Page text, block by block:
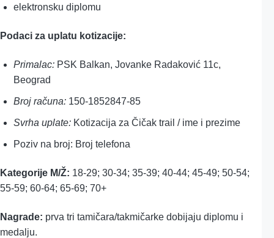
elektronsku diplomu
Podaci za uplatu kotizacije:
Primalac: PSK Balkan, Jovanke Radaković 11c,
Beograd
Broj računa: 150-1852847-85
Svrha uplate: Kotizacija za Čičak trail / ime i prezime
Poziv na broj: Broj telefona
Kategorije M/Ž: 18-29; 30-34; 35-39; 40-44; 45-49; 50-54;
55-59; 60-64; 65-69; 70+
Nagrade: prva tri tamičara/takmičarke dobijaju diplomu i
medalju.